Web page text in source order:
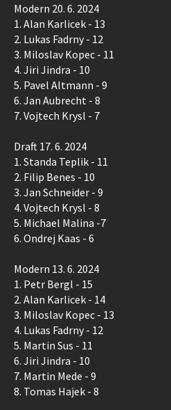
Modern 20. 6. 2024
1. Alan Karlicek - 13
2. Lukas Fadrny - 12
3. Miloslav Kopec - 11
4. Jiri Jindra - 10
5. Pavel Altmann - 9
6. Jan Aubrecht - 8
7. Vojtech Krysl - 7
Draft 17. 6. 2024
1. Standa Teplik - 11
2. Filip Benes - 10
3. Jan Schneider - 9
4. Vojtech Krysl - 8
5. Michael Malina -7
6. Ondrej Kaas - 6
Modern 13. 6. 2024
1. Petr Bergl - 15
2. Alan Karlicek - 14
3. Miloslav Kopec - 13
4. Lukas Fadrny - 12
5. Martin Sus - 11
6. Jiri Jindra - 10
7. Martin Mede - 9
8. Tomas Hajek - 8